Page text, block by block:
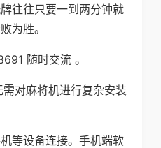
往往只要一到两分钟就
为胜。
随时交流 。
对麻将机进行复杂安装
等设备连接。手机端软